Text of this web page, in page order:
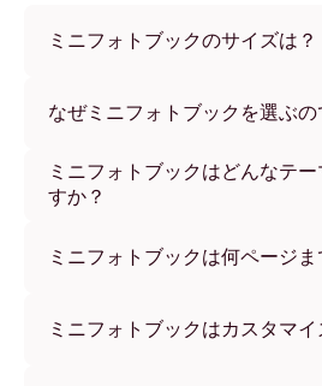
ミニフォトブックのサイズは？
cm）、25x25 cm（25x25 cm）、
い出を残せます。
なぜミニフォトブックを選ぶの
持ち運びやすく、省スペースなフォ
に最適です。ちょっとしたギフト
トでも品質に妥協はなく、プレミア
ミニフォトブックはどんなテー
すか？
に向いています。ペットの写真集
ミニフォトブックは何ページま
を入れられるので、お気に入りの
ミニフォトブックはカスタマイ